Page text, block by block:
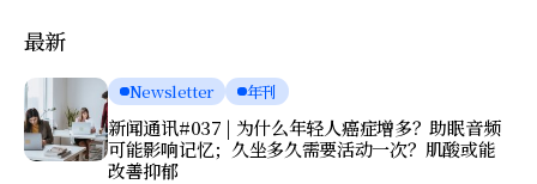
最新
Newsletter 年刊
新闻通讯#037 | 为什么年轻人癌症增多？助眠音频
可能影响记忆；久坐多久需要活动一次？肌酸或能
改善抑郁